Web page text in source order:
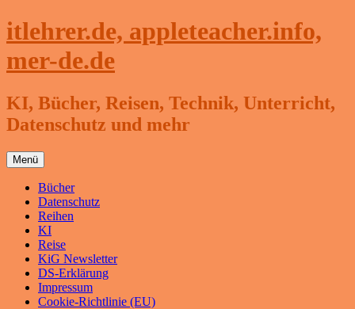
Zum
Inhalt
itlehrer.de, appleteacher.info,
mer-de.de
KI, Bücher, Reisen, Technik, Unterricht,
Datenschutz und mehr
Menü
Bücher
Datenschutz
Reihen
KI
Reise
KiG Newsletter
DS-Erklärung
Impressum
Cookie-Richtlinie (EU)